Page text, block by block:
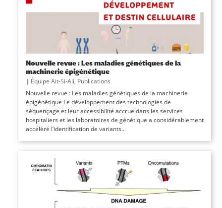
Nouvelle revue : Les maladies génétiques de la
machinerie épigénétique
| Équipe Ait-Si-Ali, Publications
Nouvelle revue : Les maladies génétiques de la machinerie
épigénétique Le développement des technologies de
séquençage et leur accessibilité accrue dans les services
hospitaliers et les laboratoires de génétique a considérablement
accéléré l’identification de variants...